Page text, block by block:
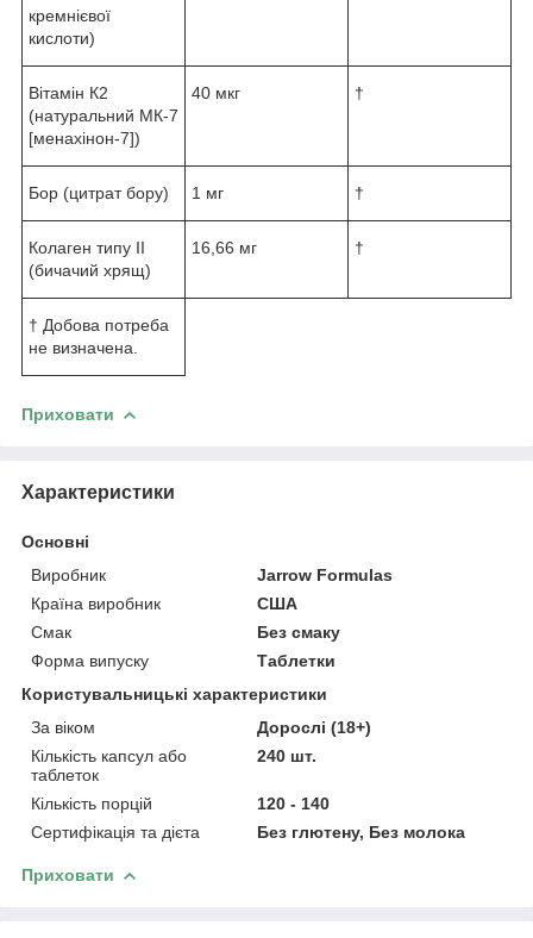
кремнієвої
кислоти)
Вітамін К2
(натуральний МК-7
[менахінон-7])
40 мкг †
Бор (цитрат бору) 1 мг †
Колаген типу II
(бичачий хрящ)
16,66 мг †
† Добова потреба
не визначена.
Приховати
Характеристики
Основні
Виробник
Jarrow Formulas
Країна виробник
США
Смак
Без смаку
Форма випуску
Таблетки
Користувальницькі характеристики
За віком
Дорослі (18+)
Кількість капсул або
таблеток
240 шт.
Кількість порцій
120 - 140
Сертифікація та дієта
Без глютену, Без молока
Приховати